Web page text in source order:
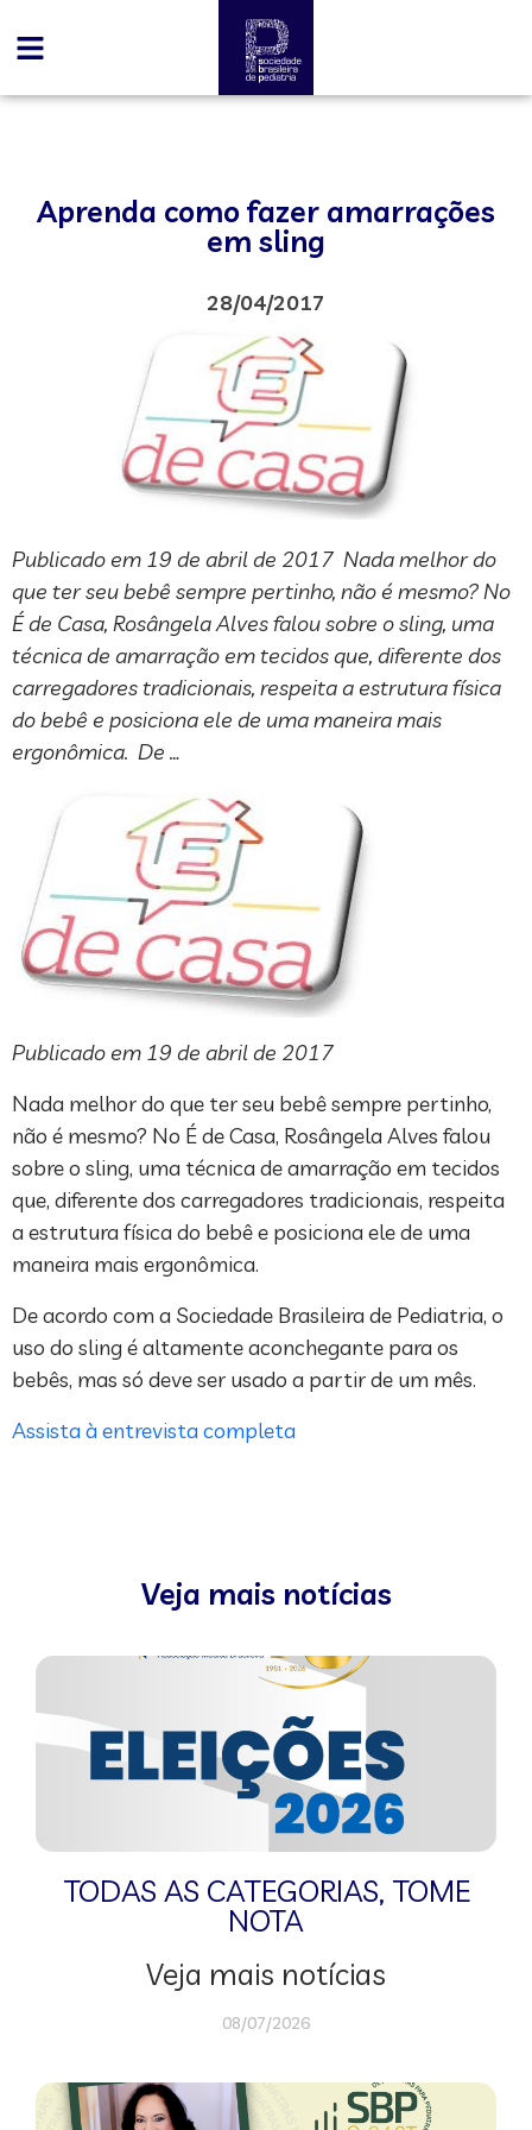
Aprenda como fazer amarrações
em sling
28/04/2017
Publicado em 19 de abril de 2017 Nada melhor do
que ter seu bebê sempre pertinho, não é mesmo? No
É de Casa, Rosângela Alves falou sobre o sling, uma
técnica de amarração em tecidos que, diferente dos
carregadores tradicionais, respeita a estrutura física
do bebê e posiciona ele de uma maneira mais
ergonômica. De …
Publicado em 19 de abril de 2017
Nada melhor do que ter seu bebê sempre pertinho,
não é mesmo? No É de Casa, Rosângela Alves falou
sobre o sling, uma técnica de amarração em tecidos
que, diferente dos carregadores tradicionais, respeita
a estrutura física do bebê e posiciona ele de uma
maneira mais ergonômica.
De acordo com a Sociedade Brasileira de Pediatria, o
uso do sling é altamente aconchegante para os
bebês, mas só deve ser usado a partir de um mês.
Assista à entrevista completa
Veja mais notícias
TODAS AS CATEGORIAS, TOME
NOTA
Veja mais notícias
08/07/2026